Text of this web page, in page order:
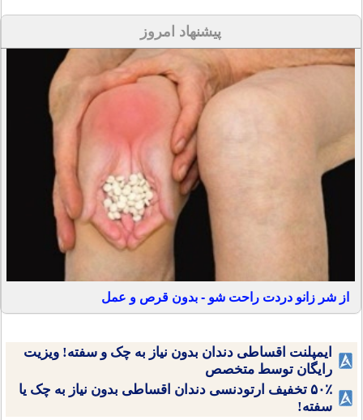
پیشنهاد امروز
از شر زانو دردت راحت شو - بدون قرص و عمل
ایمپلنت اقساطی دندان بدون نیاز به چک و سفته! ویزیت
رایگان توسط متخصص
۵۰٪ تخفیف ارتودنسی دندان اقساطی بدون نیاز به چک یا
سفته!